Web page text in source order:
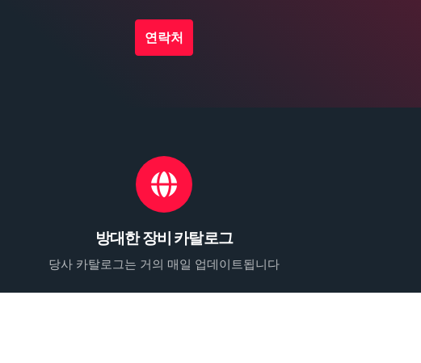
연락처
방대한 장비 카탈로그
당사 카탈로그는 거의 매일 업데이트됩니다